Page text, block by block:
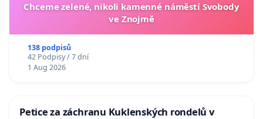
Chceme zelené, nikoli kamenné náměstí Svobody
ve Znojmě
138 podpisů
42 Podpisy / 7 dní
1 Aug 2026
Petice za záchranu Kuklenských rondelů v